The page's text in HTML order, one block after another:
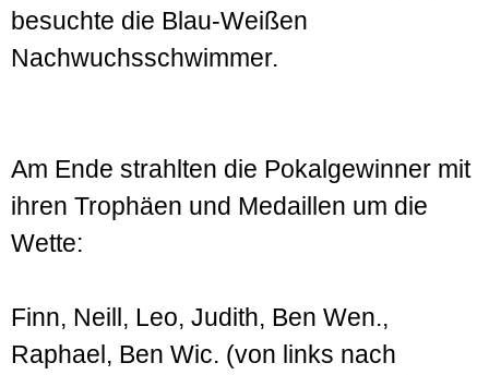
besuchte die Blau-Weißen
Nachwuchsschwimmer.
Am Ende strahlten die Pokalgewinner mit
ihren Trophäen und Medaillen um die
Wette:
Finn, Neill, Leo, Judith, Ben Wen.,
Raphael, Ben Wic. (von links nach